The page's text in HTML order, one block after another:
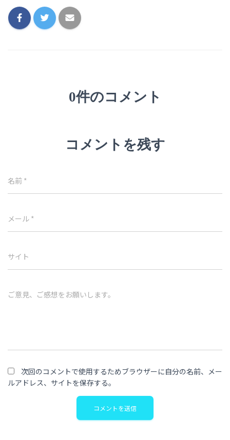
0件のコメント
コメントを残す
名前 *
メール *
サイト
ご意見、ご感想をお願いします。
次回のコメントで使用するためブラウザーに自分の名前、メー
ルアドレス、サイトを保存する。